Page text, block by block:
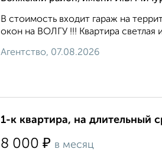
В стоимость входит гараж на
окон на ВОЛГУ !!! Квaртирa
Агентство, 07.08.2026
1-к квартира, на длительный
8 000 ₽ в месяц